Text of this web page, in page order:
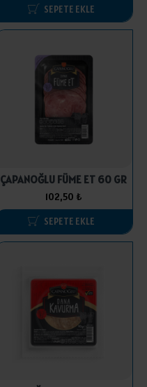
SEPETE EKLE
ÇAPANOĞLU FÜME ET 60 GR
102,50 ₺
SEPETE EKLE